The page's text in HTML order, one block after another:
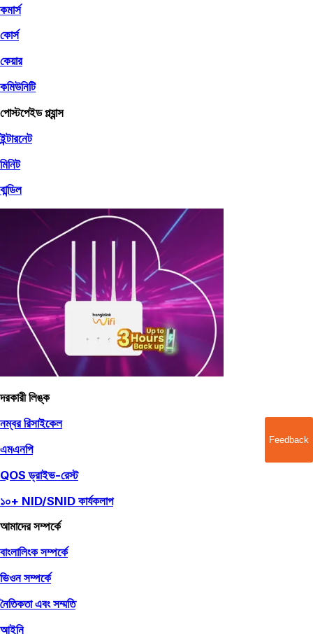
কমার্স
কোর্স
কেয়ার
কমিউনিটি
পোস্টপেইড প্ল্যান্স
ইন্টারনেট
মিনিট
বান্ডিল
দরকারী লিঙ্ক
নম্বর রিসাইকেল
এমএনপি
QOS ড্রাইভ-রেস্ট
১০+ NID/SNID কার্যকলাপ
আমাদের সম্পর্কে
বাংলালিংক সম্পর্কে
ভিওন সম্পর্কে
নৈতিকতা এবং সম্মতি
আইনি
Feedback